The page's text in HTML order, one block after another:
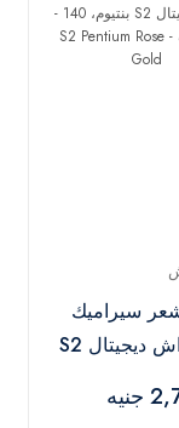
سيراميك
راش براش ديجيتال S2
درجة - S2 Pentium